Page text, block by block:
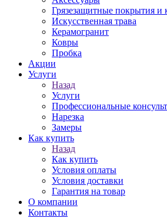
Грязезащитные покрытия и
Искусственная трава
Керамогранит
Ковры
Пробка
Акции
Услуги
Назад
Услуги
Профессиональные
Нарезка
Замеры
Как купить
Назад
Как купить
Условия оплаты
Условия доставки
Гарантия на товар
О компании
Контакты